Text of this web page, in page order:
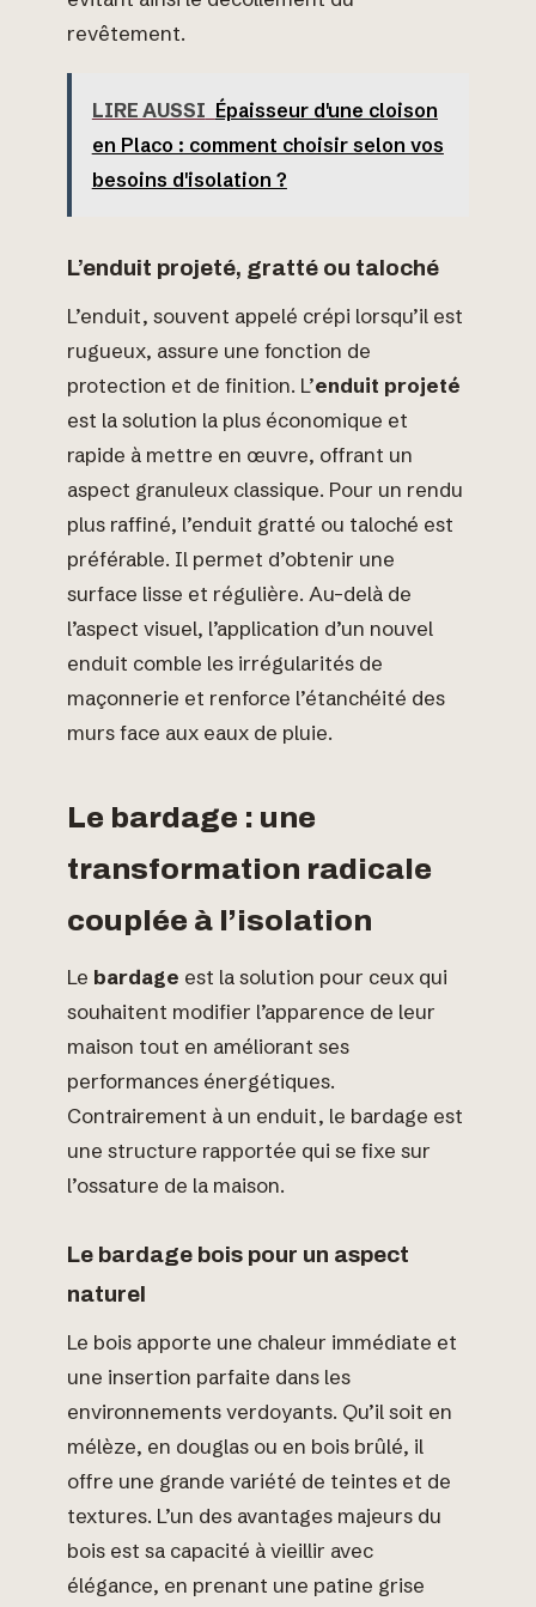
revêtement.
LIRE AUSSI Épaisseur d'une cloison
en Placo : comment choisir selon vos
besoins d'isolation ?
L’enduit projeté, gratté ou taloché
L’enduit, souvent appelé crépi lorsqu’il est
rugueux, assure une fonction de
protection et de finition. L’enduit projeté
est la solution la plus économique et
rapide à mettre en œuvre, offrant un
aspect granuleux classique. Pour un rendu
plus raffiné, l’enduit gratté ou taloché est
préférable. Il permet d’obtenir une
surface lisse et régulière. Au-delà de
l’aspect visuel, l’application d’un nouvel
enduit comble les irrégularités de
maçonnerie et renforce l’étanchéité des
murs face aux eaux de pluie.
Le bardage : une
transformation radicale
couplée à l’isolation
Le bardage est la solution pour ceux qui
souhaitent modifier l’apparence de leur
maison tout en améliorant ses
performances énergétiques.
Contrairement à un enduit, le bardage est
une structure rapportée qui se fixe sur
l’ossature de la maison.
Le bardage bois pour un aspect
naturel
Le bois apporte une chaleur immédiate et
une insertion parfaite dans les
environnements verdoyants. Qu’il soit en
mélèze, en douglas ou en bois brûlé, il
offre une grande variété de teintes et de
textures. L’un des avantages majeurs du
bois est sa capacité à vieillir avec
élégance, en prenant une patine grise